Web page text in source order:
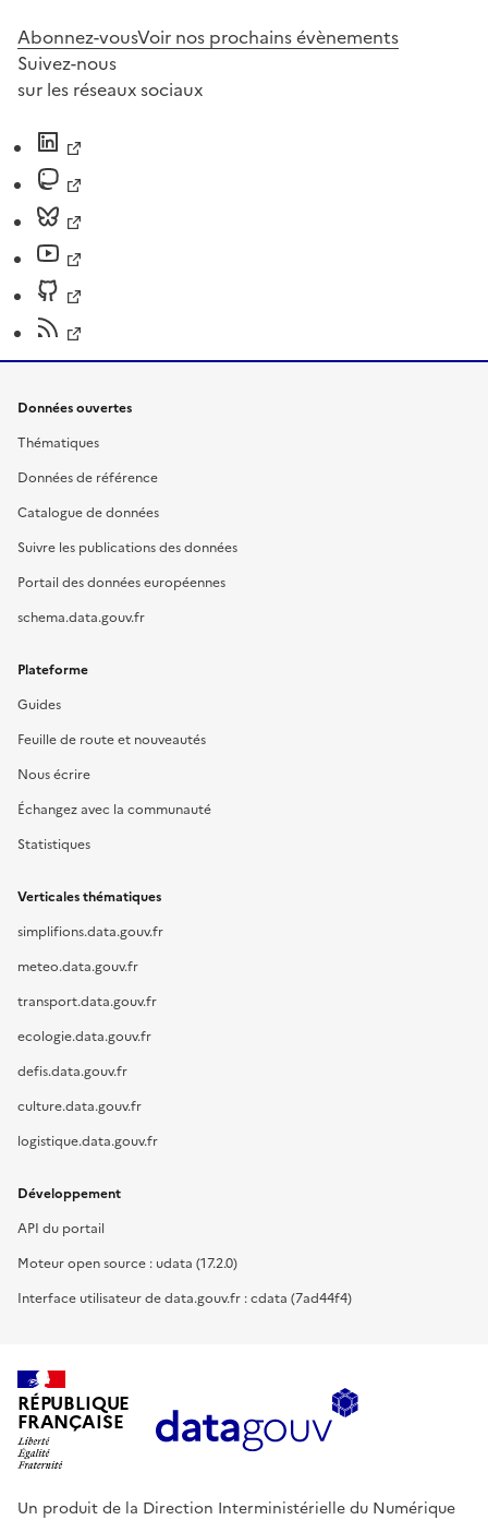
Abonnez-vousVoir nos prochains évènements
Suivez-nous
sur les réseaux sociaux
Données ouvertes
Thématiques
Données de référence
Catalogue de données
Suivre les publications des données
Portail des données européennes
schema.data.gouv.fr
Plateforme
Guides
Feuille de route et nouveautés
Nous écrire
Échangez avec la communauté
Statistiques
Verticales thématiques
simplifions.data.gouv.fr
meteo.data.gouv.fr
transport.data.gouv.fr
ecologie.data.gouv.fr
defis.data.gouv.fr
culture.data.gouv.fr
logistique.data.gouv.fr
Développement
API du portail
Moteur open source : udata (17.2.0)
Interface utilisateur de data.gouv.fr : cdata (7ad44f4)
RÉPUBLIQUE
FRANÇAISE
Un produit de la Direction Interministérielle du Numérique